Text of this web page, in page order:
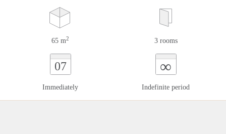
65 m2 3 rooms
07
Immediately
∞
Indefinite period